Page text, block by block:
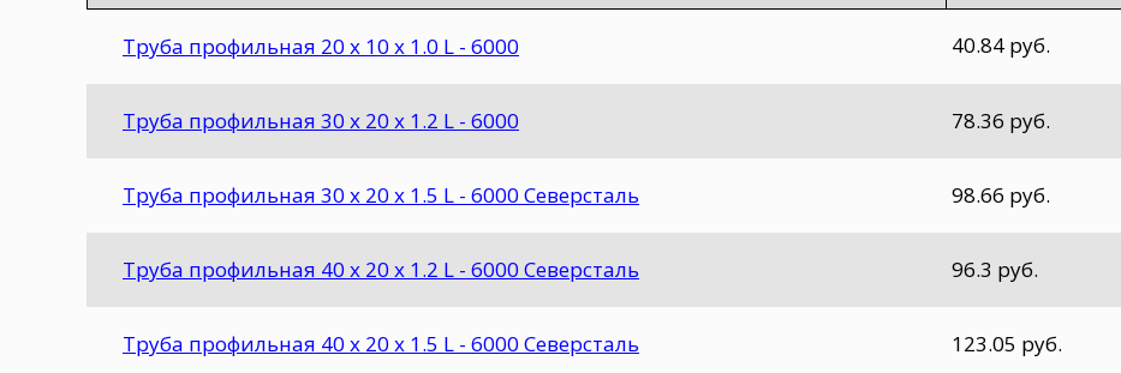
Труба профильная 20 х 10 х 1.0 L - 6000 40.84 руб.
Труба профильная 30 х 20 х 1.2 L - 6000 78.36 руб.
Труба профильная 30 х 20 х 1.5 L - 6000 Северсталь 98.66 руб.
Труба профильная 40 х 20 х 1.2 L - 6000 Северсталь 96.3 руб.
Труба профильная 40 х 20 х 1.5 L - 6000 Северсталь 123.05 руб.